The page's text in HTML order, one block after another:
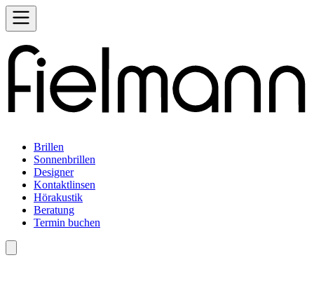
Brillen
Sonnenbrillen
Designer
Kontaktlinsen
Hörakustik
Beratung
Termin buchen